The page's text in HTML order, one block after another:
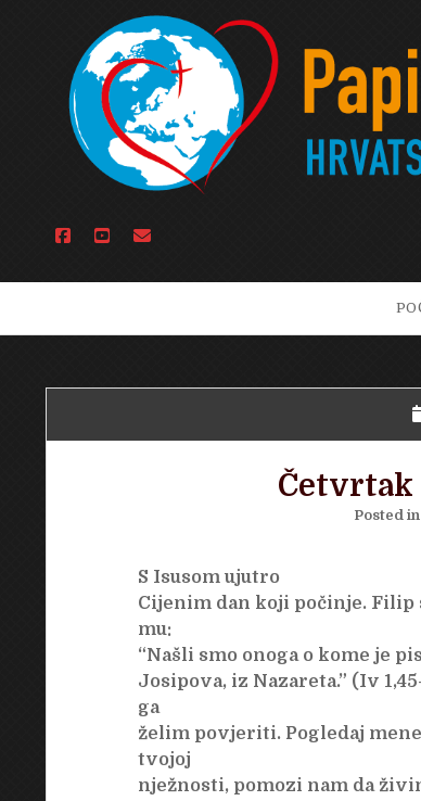
facebook
youtubeemail
Četvrtak
Posted in
S Isusom ujutro
Cijenim dan koji počinje. Filip
mu:
“Našli smo onoga o kome je
Josipova, iz Nazareta.” (Iv
ga
želim povjeriti. Pogledaj
tvojoj
nježnosti, pomozi nam da